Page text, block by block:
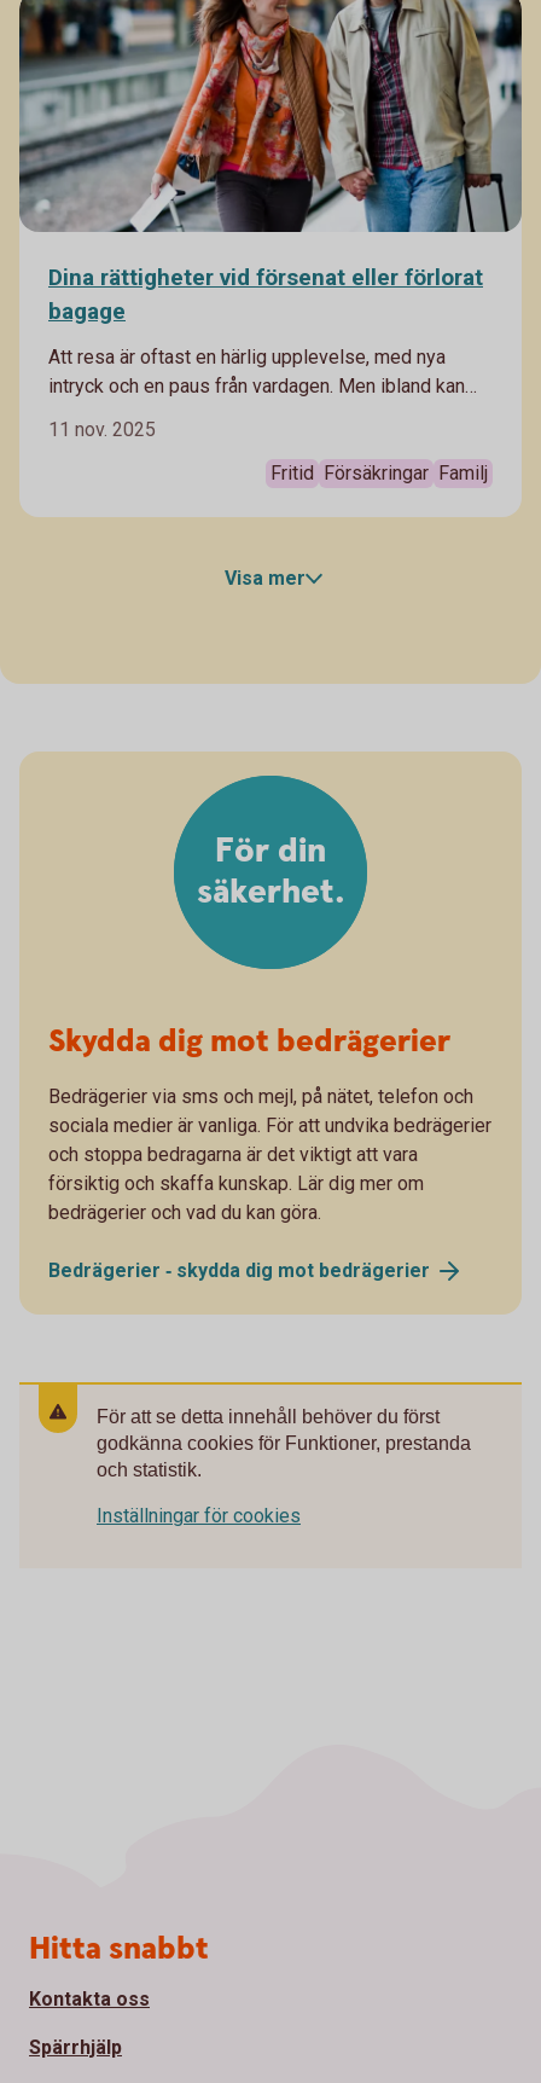
Dina rättigheter vid försenat eller förlorat
bagage
Att resa är oftast en härlig upplevelse, med nya
intryck och en paus från vardagen. Men ibland kan
inte åker samma väg som man själv. I bästa fall löser
det sig snabbt – men ibland kan det påverka hela
11 nov. 2025
Fritid Försäkringar Familj
Visa mer
För din
säkerhet.
Skydda dig mot bedrägerier
Bedrägerier via sms och mejl, på nätet, telefon och
sociala medier är vanliga. För att undvika bedrägerier
och stoppa bedragarna är det viktigt att vara
försiktig och skaffa kunskap. Lär dig mer om
bedrägerier och vad du kan göra.
Bedrägerier ‐ skydda dig mot bedrägerier
För att se detta innehåll behöver du först
godkänna cookies för Funktioner, prestanda
och statistik.
Inställningar för cookies
Sidfot
Hitta snabbt
Kontakta oss
Spärrhjälp